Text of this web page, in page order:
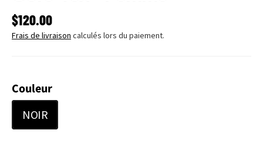
PRIX HABITUEL
$120.00
Frais de livraison calculés lors du paiement.
Couleur
NOIR